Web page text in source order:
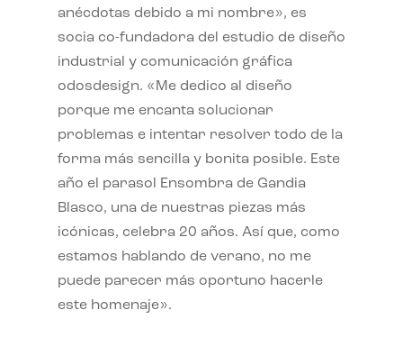
anécdotas debido a mi nombre», es
socia co-fundadora del estudio de diseño
industrial y comunicación gráfica
odosdesign. «Me dedico al diseño
porque me encanta solucionar
problemas e intentar resolver todo de la
forma más sencilla y bonita posible. Este
año el parasol Ensombra de Gandia
Blasco, una de nuestras piezas más
icónicas, celebra 20 años. Así que, como
estamos hablando de verano, no me
puede parecer más oportuno hacerle
este homenaje».